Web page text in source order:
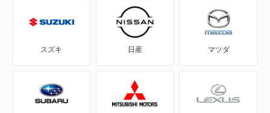
スズキ 日産 マツダ